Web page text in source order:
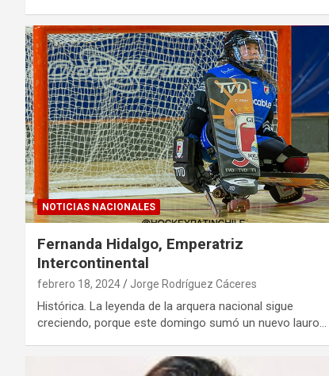
NOTICIAS NACIONALES
Fernanda Hidalgo, Emperatriz
Intercontinental
febrero 18, 2024 Jorge Rodríguez Cáceres
Histórica. La leyenda de la arquera nacional sigue
creciendo, porque este domingo sumó un nuevo lauro…